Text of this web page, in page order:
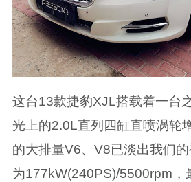
这台13款捷豹XJL搭载着一台
光上的2.0L直列四缸直喷涡轮
的大排量V6、V8已淡出我们
为177kW(240PS)/5500rpm，